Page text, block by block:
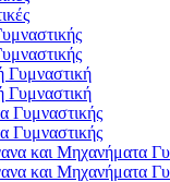
Γυμναστική
Γυμναστική
Γυμναστικής
Γυμναστικής
και Μηχανήματα
και Μηχανήματα